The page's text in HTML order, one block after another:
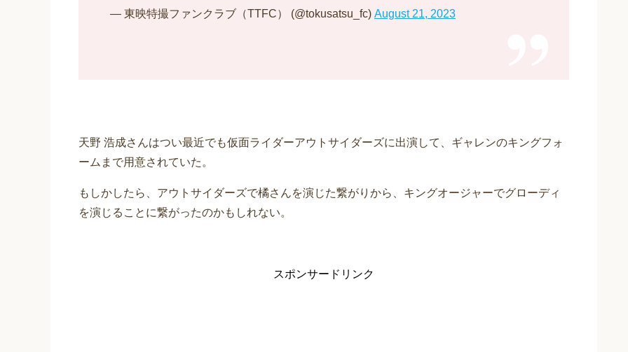
— 東映特撮ファンクラブ（TTFC） (@tokusatsu_fc) August 21, 2023
天野 浩成さんはつい最近でも仮面ライダーアウトサイダーズに出演して、ギャレンのキングフォ
ームまで用意されていた。
もしかしたら、アウトサイダーズで橘さんを演じた繋がりから、キングオージャーでグローディ
を演じることに繋がったのかもしれない。
スポンサードリンク